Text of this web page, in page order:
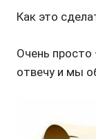
Как это
Очень
отвечу и мы